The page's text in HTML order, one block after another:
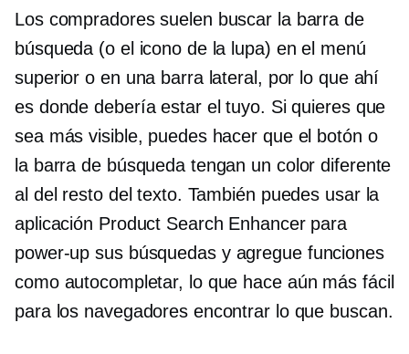
Los compradores suelen buscar la barra de
búsqueda (o el icono de la lupa) en el menú
superior o en una barra lateral, por lo que ahí
es donde debería estar el tuyo. Si quieres que
sea más visible, puedes hacer que el botón o
la barra de búsqueda tengan un color diferente
al del resto del texto. También puedes usar la
aplicación Product Search Enhancer para
power-up sus búsquedas y agregue funciones
como autocompletar, lo que hace aún más fácil
para los navegadores encontrar lo que buscan.